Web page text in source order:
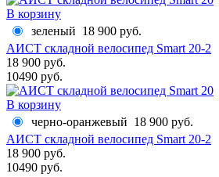
В корзину
зеленый 18 900 руб.
АИСТ складной велосипед Smart 20-2
18 900 руб.
10490 руб.
В корзину
черно-оранжевый 18 900 руб.
АИСТ складной велосипед Smart 20-2
18 900 руб.
10490 руб.